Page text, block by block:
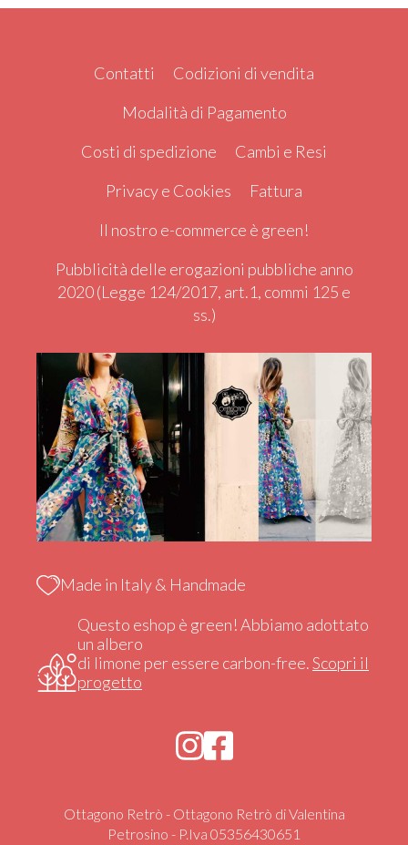
Contatti
Codizioni di vendita
Modalità di Pagamento
Costi di spedizione
Cambi e Resi
Privacy e Cookies
Fattura
Il nostro e-commerce è green!
Pubblicità delle erogazioni pubbliche anno
2020 (Legge 124/2017, art.1, commi 125 e
ss.)
Made in Italy & Handmade
Questo eshop è green! Abbiamo adottato
un albero
di limone per essere carbon-free.Scopri il
progetto
Ottagono Retrò - Ottagono Retrò di Valentina
Petrosino - P.Iva 05356430651